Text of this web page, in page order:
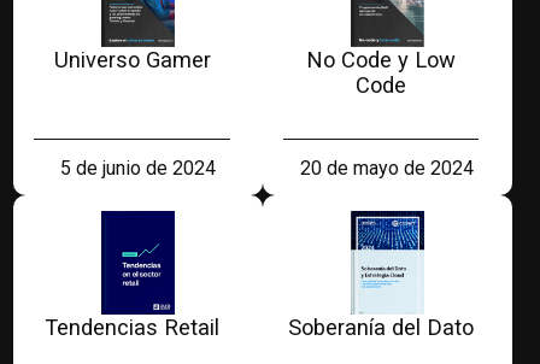
Universo Gamer
5 de junio de 2024
No Code y Low
Code
20 de mayo de 2024
Tendencias Retail Soberanía del Dato